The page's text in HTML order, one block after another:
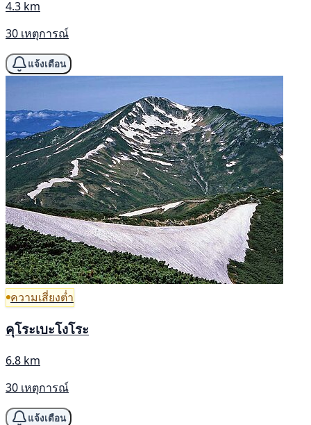
4.3 km
30 เหตุการณ์
แจ้งเตือน
ความเสี่ยงต่ำ
คุโระเบะโงโระ
6.8 km
30 เหตุการณ์
แจ้งเตือน